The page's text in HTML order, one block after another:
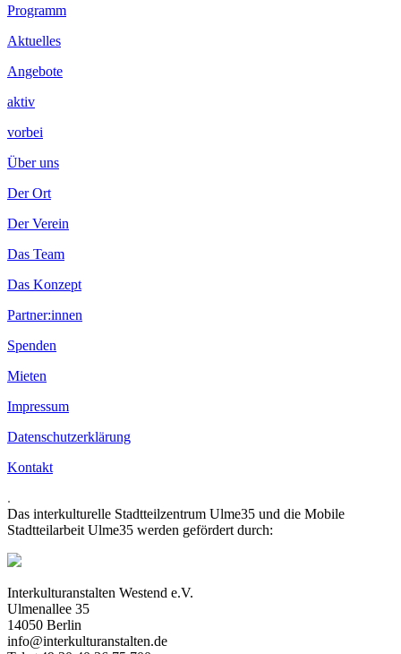
Footer
Inhalt
Programm
Aktuelles
Angebote
aktiv
vorbei
Über uns
Der Ort
Der Verein
Das Team
Das Konzept
Partner:innen
Spenden
Mieten
Impressum
Datenschutzerklärung
Kontakt
.
Das interkulturelle Stadtteilzentrum Ulme35 und die Mobile
Stadtteilarbeit Ulme35 werden gefördert durch:
Interkulturanstalten Westend e.V.
Ulmenallee 35
14050 Berlin
info@interkulturanstalten.de